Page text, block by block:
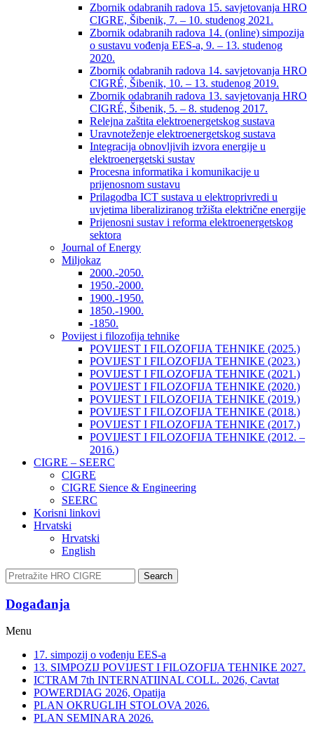
Zbornik odabranih radova 15. savjetovanja HRO
CIGRE, Šibenik, 7. – 10. studenog 2021.
Zbornik odabranih radova 14. (online) simpozija
o sustavu vođenja EES-a, 9. – 13. studenog
2020.
Zbornik odabranih radova 14. savjetovanja HRO
CIGRÉ, Šibenik, 10. – 13. studenog 2019.
Zbornik odabranih radova 13. savjetovanja HRO
CIGRÉ, Šibenik, 5. – 8. studenog 2017.
Relejna zaštita elektroenergetskog sustava
Uravnoteženje elektroenergetskog sustava
Integracija obnovljivih izvora energije u
elektroenergetski sustav
Procesna informatika i komunikacije u
prijenosnom sustavu
Prilagodba ICT sustava u elektroprivredi u
uvjetima liberaliziranog tržišta električne energije
Prijenosni sustav i reforma elektroenergetskog
sektora
Journal of Energy
Miljokaz
2000.-2050.
1950.-2000.
1900.-1950.
1850.-1900.
-1850.
Povijest i filozofija tehnike
POVIJEST I FILOZOFIJA TEHNIKE (2025.)
POVIJEST I FILOZOFIJA TEHNIKE (2023.)
POVIJEST I FILOZOFIJA TEHNIKE (2021.)
POVIJEST I FILOZOFIJA TEHNIKE (2020.)
POVIJEST I FILOZOFIJA TEHNIKE (2019.)
POVIJEST I FILOZOFIJA TEHNIKE (2018.)
POVIJEST I FILOZOFIJA TEHNIKE (2017.)
POVIJEST I FILOZOFIJA TEHNIKE (2012. –
2016.)
CIGRE – SEERC
CIGRE
CIGRE Sience & Engineering
SEERC
Korisni linkovi
Hrvatski
Hrvatski
English
Search
Događanja​
Menu
17. simpozij o vođenju EES-a
13. SIMPOZIJ POVIJEST I FILOZOFIJA TEHNIKE 2027.
ICTRAM 7th INTERNATIINAL COLL. 2026, Cavtat
POWERDIAG 2026, Opatija
PLAN OKRUGLIH STOLOVA 2026.
PLAN SEMINARA 2026.